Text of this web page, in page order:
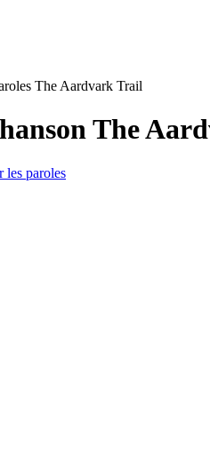
The Aardvark Trail
The
les paroles